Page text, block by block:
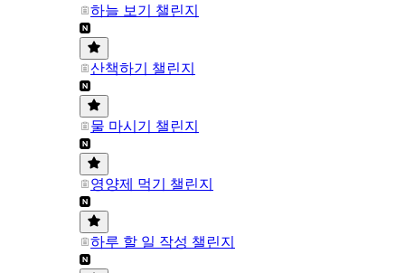
하늘 보기 챌린지
산책하기 챌린지
물 마시기 챌린지
영양제 먹기 챌린지
하루 할 일 작성 챌린지